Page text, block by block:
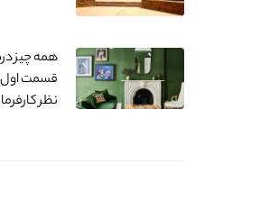
همه چیز
قسمت اول
نظر